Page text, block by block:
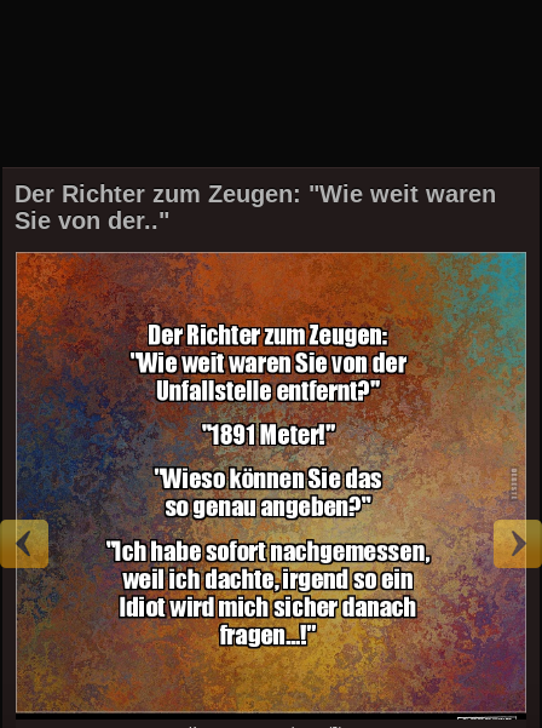
Der Richter zum Zeugen: "Wie weit waren
Sie von der.."